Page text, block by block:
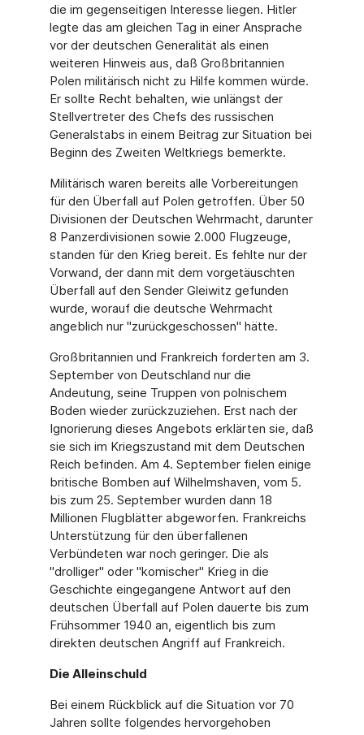
die im gegenseitigen Interesse liegen. Hitler
legte das am gleichen Tag in einer Ansprache
vor der deutschen Generalität als einen
weiteren Hinweis aus, daß Großbritannien
Polen militärisch nicht zu Hilfe kommen würde.
Er sollte Recht behalten, wie unlängst der
Stellvertreter des Chefs des russischen
Generalstabs in einem Beitrag zur Situation bei
Beginn des Zweiten Weltkriegs bemerkte.
Militärisch waren bereits alle Vorbereitungen
für den Überfall auf Polen getroffen. Über 50
Divisionen der Deutschen Wehrmacht, darunter
8 Panzerdivisionen sowie 2.000 Flugzeuge,
standen für den Krieg bereit. Es fehlte nur der
Vorwand, der dann mit dem vorgetäuschten
Überfall auf den Sender Gleiwitz gefunden
wurde, worauf die deutsche Wehrmacht
angeblich nur "zurückgeschossen" hätte.
Großbritannien und Frankreich forderten am 3.
September von Deutschland nur die
Andeutung, seine Truppen von polnischem
Boden wieder zurückzuziehen. Erst nach der
Ignorierung dieses Angebots erklärten sie, daß
sie sich im Kriegszustand mit dem Deutschen
Reich befinden. Am 4. September fielen einige
britische Bomben auf Wilhelmshaven, vom 5.
bis zum 25. September wurden dann 18
Millionen Flugblätter abgeworfen. Frankreichs
Unterstützung für den überfallenen
Verbündeten war noch geringer. Die als
"drolliger" oder "komischer" Krieg in die
Geschichte eingegangene Antwort auf den
deutschen Überfall auf Polen dauerte bis zum
Frühsommer 1940 an, eigentlich bis zum
direkten deutschen Angriff auf Frankreich.
Die Alleinschuld
Bei einem Rückblick auf die Situation vor 70
Jahren sollte folgendes hervorgehoben